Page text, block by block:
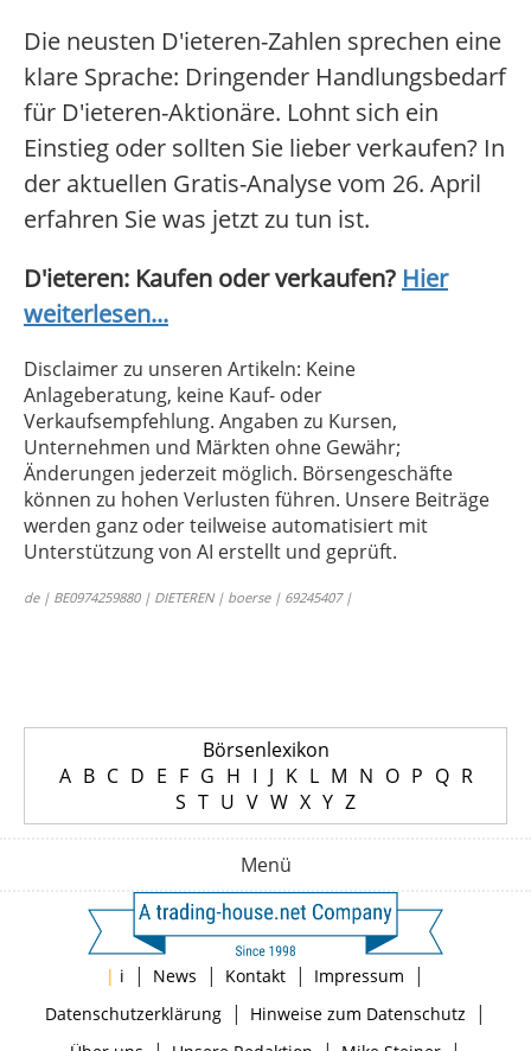
Die neusten D'ieteren-Zahlen sprechen eine
klare Sprache: Dringender Handlungsbedarf
für D'ieteren-Aktionäre. Lohnt sich ein
Einstieg oder sollten Sie lieber verkaufen? In
der aktuellen Gratis-Analyse vom 26. April
erfahren Sie was jetzt zu tun ist.
D'ieteren: Kaufen oder verkaufen? Hier
weiterlesen...
Disclaimer zu unseren Artikeln: Keine
Anlageberatung, keine Kauf- oder
Verkaufsempfehlung. Angaben zu Kursen,
Unternehmen und Märkten ohne Gewähr;
Änderungen jederzeit möglich. Börsengeschäfte
können zu hohen Verlusten führen. Unsere Beiträge
werden ganz oder teilweise automatisiert mit
Unterstützung von AI erstellt und geprüft.
de | BE0974259880 | DIETEREN | boerse | 69245407 |
Börsenlexikon
A B C D E F G H I J K L M N O P Q R
S T U V W X Y Z
Menü
| i | News | Kontakt | Impressum |
Datenschutzerklärung| Hinweise zum Datenschutz |